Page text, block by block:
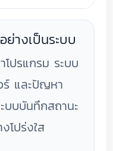
างเป็นระบบ
ปรแกรม ระบบ
ร์ และปัญหา
บบบันทึกสถานะ
โปร่งใส